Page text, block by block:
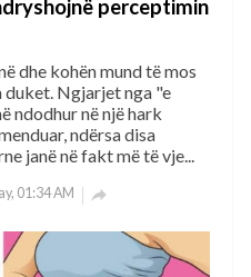
perceptimin
dhe kohën mund të mos
duket. Ngjarjet nga "e
ndodhur në një hark
ndërsa disa
janë në fakt më të vje...
01:34 AM 